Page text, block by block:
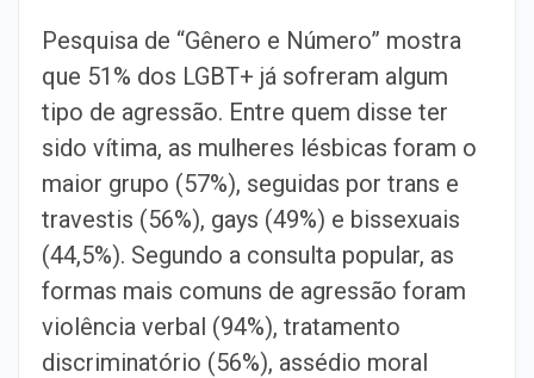
Pesquisa de “Gênero e Número” mostra
que 51% dos LGBT+ já sofreram algum
tipo de agressão. Entre quem disse ter
sido vítima, as mulheres lésbicas foram o
maior grupo (57%), seguidas por trans e
travestis (56%), gays (49%) e bissexuais
(44,5%). Segundo a consulta popular, as
formas mais comuns de agressão foram
violência verbal (94%), tratamento
discriminatório (56%), assédio moral